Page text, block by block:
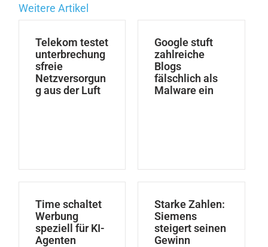
Weitere Artikel
Telekom testet
unterbrechung
sfreie
Netzversorgun
g aus der Luft
Google stuft
zahlreiche
Blogs
fälschlich als
Malware ein
Time schaltet
Werbung
speziell für KI-
Agenten
Starke Zahlen:
Siemens
steigert seinen
Gewinn